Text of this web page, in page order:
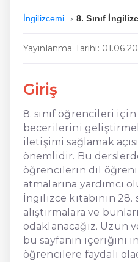
Hızlı İngilizce
İngilizcemi 8. Sınıf
Yayınlanma Tarihi:
Giriş
8. sınıf öğrencileri
becerilerini
iletişimi sağlamak
önemlidir. Bu
öğrencilerin dil
atmalarına yardımcı
İngilizce kitabının 28.
alıştırmalara ve
odaklanacağız. Uzun
bu sayfanın içeriğini
öğrencilere faydalı